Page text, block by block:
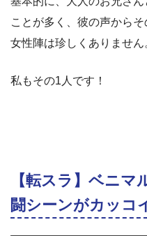
ことが多く、彼の声から
女性陣は珍しくありません
私もその1人です！
【転スラ】ベニマ
闘シーンがカッコ